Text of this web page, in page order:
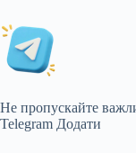
Не пропускайте
Telegram Додати